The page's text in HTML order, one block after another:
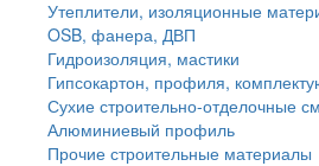
Утеплители, изоляционные
OSB, фанера, ДВП
Гидроизоляция, мастики
Гипсокартон, профиля,
Сухие строительно-отделочные
Алюминиевый профиль
Прочие строительные материалы